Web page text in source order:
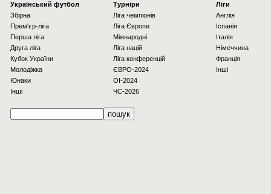
Українcький футбол
Збірна
Прем'єр-ліга
Перша ліга
Друга ліга
Кубок України
Молодіжка
Юнаки
Інші
Турніри
Ліга чемпіонів
Ліга Європи
Міжнародні
Ліга націй
Ліга конференцій
ЄВРО-2024
OI-2024
ЧС-2026
Ліги
Англія
Іспанія
Італія
Німеччина
Франція
Інші